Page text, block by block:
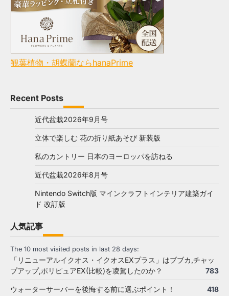
観葉植物・胡蝶蘭ならhanaPrime
Recent Posts
近代盆栽2026年9月号
立体で楽しむ 花の折り紙あそび 新装版
私のカントリー 日本のヨーロッパを訪ねる
近代盆栽2026年8月号
Nintendo Switch版 マインクラフトインテリア建築ガイ
ド 改訂版
人気記事
The 10 most visited posts in last 28 days:
「リニューアルイクオス・イクオスEXプラス」はブブカ,チャッ
プアップ,ポリピュアEX(比較)を凌駕したのか？
783
ウォーターサーバーを後悔する前に選ぶポイント！ 418